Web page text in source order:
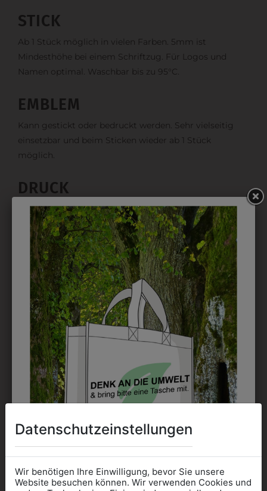
STICK
Ab 1 Stück möglich in vielen Farben. 5mm ist
Mindesthöhe bei einem Schriftzug. Für Logos und
Namen optimal. Waschbar bis zu 95°C.
EMBLEM
Kann gestickt oder bedruckt werden. Sehr vielseitig
einsetzbar und beim Sticken wieder ab 1 Stück
möglich.
DRUCK
Perfekt für große Logos und für kleine Details, jedoch
kostet jede Farbe extra und ist erst ab 12 Stück
möglich. Waschbar bis zu 60°C.
DAS KÖNNTE IHNEN
AUCH GEFALLEN
Datenschutzeinstellungen
Wir benötigen Ihre Einwilligung, bevor Sie unsere
Website besuchen können. Wir verwenden Cookies und